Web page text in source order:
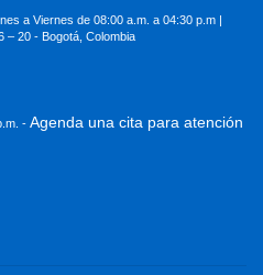
a Viernes de 08:00 a.m. a 04:30 p.m |
– 20 - Bogotá, Colombia
- Agenda una cita para atención